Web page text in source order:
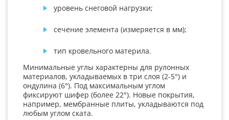
уровень снеговой нагрузки;
сечение элемента (измеряется в мм);
тип кровельного материла.
Минимальные углы характерны для рулонных
материалов, укладываемых в три слоя (2-5°) и
ондулина (6°). Под максимальным углом
фиксируют шифер (более 22°). Новые покрытия,
например, мембранные плиты, укладываются под
любым углом ската.